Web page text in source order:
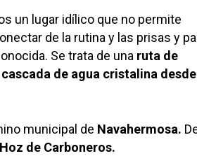
un lugar idílico que no permite
de la rutina y las prisas y
Se trata de una ruta de
cascada de agua cristalina
municipal de Navahermosa.
Hoz de Carboneros.